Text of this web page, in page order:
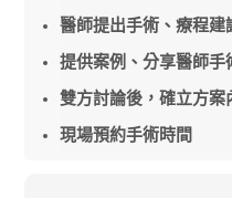
醫師提出手術、療程建
提供案例、分享醫師手
雙方討論後，確立方案
現場預約手術時間